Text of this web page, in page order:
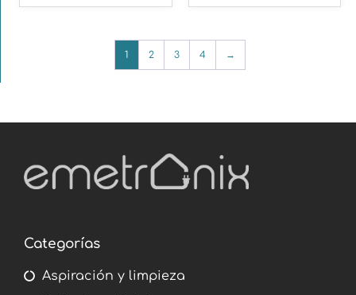
1 2 3 4 →
Categorías
Aspiración y limpieza